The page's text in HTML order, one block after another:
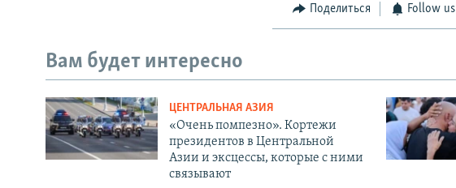
Поделиться Follow us
Вам будет интересно
ЦЕНТРАЛЬНАЯ АЗИЯ
«Очень помпезно». Кортежи
президентов в Центральной
Азии и эксцессы, которые с ними
связывают